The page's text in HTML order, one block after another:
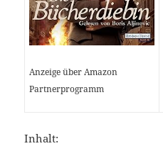
Anzeige über Amazon
Partnerprogramm
Inhalt: